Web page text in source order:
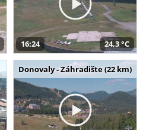
16:24 24,3 °C
Donovaly - Záhradište (22 km)